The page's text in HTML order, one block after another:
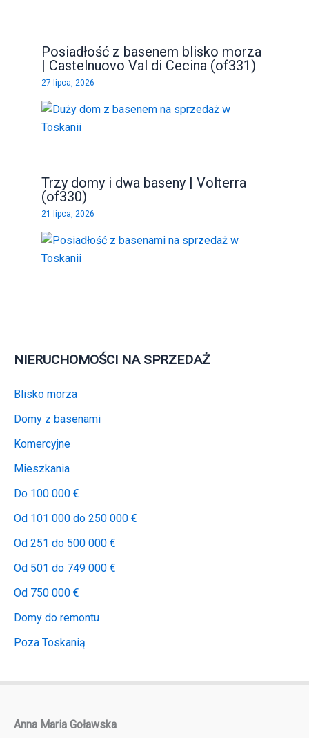
Posiadłość z basenem blisko morza
| Castelnuovo Val di Cecina (of331)
27 lipca, 2026
Trzy domy i dwa baseny | Volterra
(of330)
21 lipca, 2026
NIERUCHOMOŚCI NA SPRZEDAŻ
Blisko morza
Domy z basenami
Komercyjne
Mieszkania
Do 100 000 €
Od 101 000 do 250 000 €
Od 251 do 500 000 €
Od 501 do 749 000 €
Od 750 000 €
Domy do remontu
Poza Toskanią
Anna Maria Goławska